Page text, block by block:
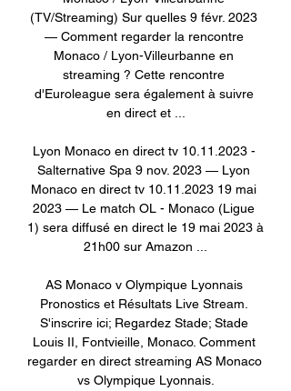
(TV/Streaming) Sur quelles 9 févr. 2023
— Comment regarder la rencontre
Monaco / Lyon-Villeurbanne en
streaming ? Cette rencontre
d'Euroleague sera également à suivre
en direct et ...
Lyon Monaco en direct tv 10.11.2023 -
Salternative Spa 9 nov. 2023 — Lyon
Monaco en direct tv 10.11.2023 19 mai
2023 — Le match OL - Monaco (Ligue
1) sera diffusé en direct le 19 mai 2023 à
21h00 sur Amazon ...
AS Monaco v Olympique Lyonnais
Pronostics et Résultats Live Stream.
S'inscrire ici; Regardez Stade; Stade
Louis II, Fontvieille, Monaco. Comment
regarder en direct streaming AS Monaco
vs Olympique Lyonnais.